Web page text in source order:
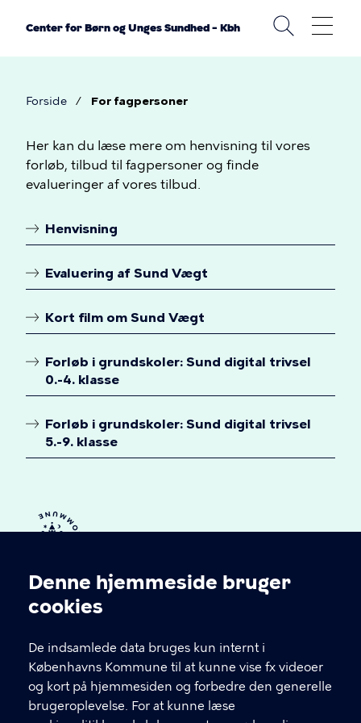
Cookieindstillinger
Denne hjemmeside bruger
cookies
De indsamlede data bruges kun internt i
Københavns Kommune til at kunne vise fx videoer
og kort på hjemmesiden og forbedre den generelle
brugeroplevelse. For at kunne læse
Center for Børn og Unges Sundhed – Kbh
Forside For fagpersoner
For
fagpersoner
Her kan du læse mere om henvisning til vores
forløb, tilbud til fagpersoner og finde
evalueringer af vores tilbud.
Henvisning
Evaluering af Sund Vægt
Kort film om Sund Vægt
Forløb i grundskoler: Sund digital trivsel
0.-4. klasse
Forløb i grundskoler: Sund digital trivsel
5.-9. klasse
Sundhed
Hans Kirks Vej 8, 2200 København N